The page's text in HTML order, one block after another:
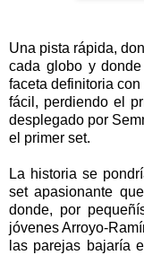
Una pista rápida,
cada globo y
faceta definitoria
fácil, perdiendo el
desplegado por
el primer set.
La historia se
set apasionante
donde, por
jóvenes Arroyo-
las parejas bajaría